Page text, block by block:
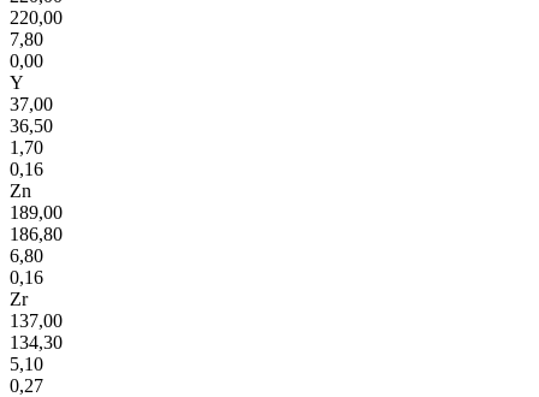
220,00
7,80
0,00
Y
37,00
36,50
1,70
0,16
Zn
189,00
186,80
6,80
0,16
Zr
137,00
134,30
5,10
0,27